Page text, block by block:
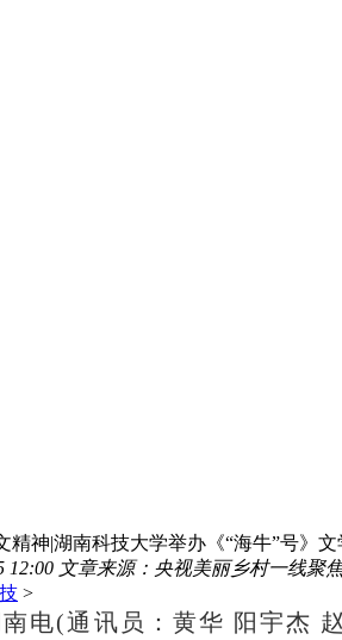
精神|湖南科技大学举办《“海牛”号》文
12:00 文章来源：央视美丽乡村一线聚
>
电(通讯员：黄华 阳宇杰